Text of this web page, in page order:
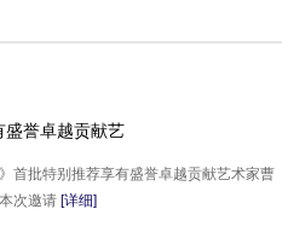
盛誉卓越贡献艺
》首批特别推荐享有盛誉卓越贡献艺术家曹
次邀请 [详细]